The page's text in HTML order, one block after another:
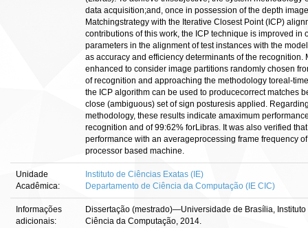
data acquisition;and, once in possession of the depth
Matchingstrategy with the Iterative Closest Point (ICP)
contributions of this work, the ICP technique is improved in
parameters in the alignment of test instances with the
as accuracy and efficiency determinants of the recognition.
enhanced to consider image partitions randomly chosen
of recognition and approaching the methodology toreal-
the ICP algorithm can be used to producecorrect matches
close (ambiguous) set of sign posturesis applied.
methodology, these results indicate amaximum
recognition and of 99:62% forLibras. It was also verified
performance with an averageprocessing frame frequency
processor based machine.
Unidade
Acadêmica:
Instituto de Ciências Exatas (IE)
Departamento de Ciência da Computação (IE CIC)
Informações
adicionais:
Dissertação (mestrado)—Universidade de Brasília,
Ciência da Computação, 2014.